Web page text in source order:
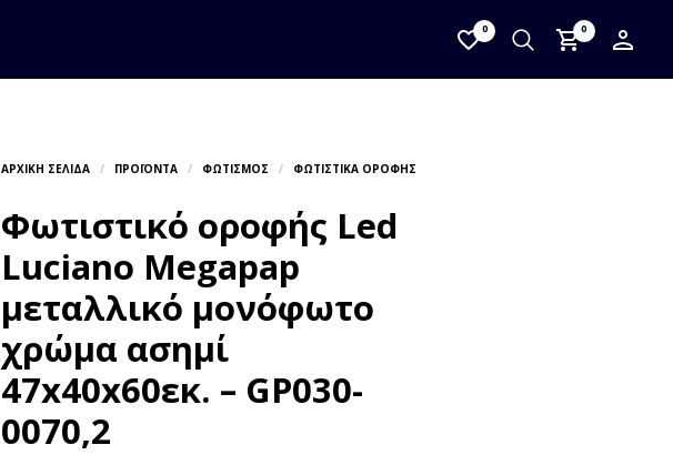
0 0
Φωτιστικό οροφής Led
Luciano Megapap
μεταλλικό μονόφωτο
χρώμα ασημί
47x40x60εκ. – GP030-
0070,2